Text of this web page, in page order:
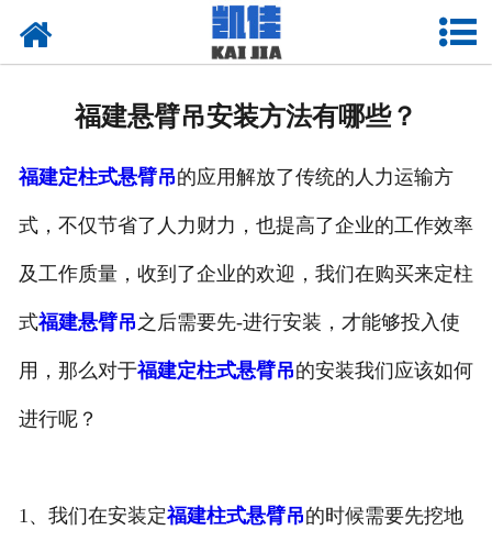
厂房设备
联系我们
福建悬臂吊安装方法有哪些？
福建定柱式悬臂吊的应用解放了传统的人力运输方
式，不仅节省了人力财力，也提高了企业的工作效率
及工作质量，收到了企业的欢迎，我们在购买来定柱
式福建悬臂吊 之后需要先-进行安装，才能够投入使
用，那么对于福建定柱式悬臂吊的安装我们应该如何
进行呢？
1、我们在安装定福建柱式悬臂吊的时候需要先挖地